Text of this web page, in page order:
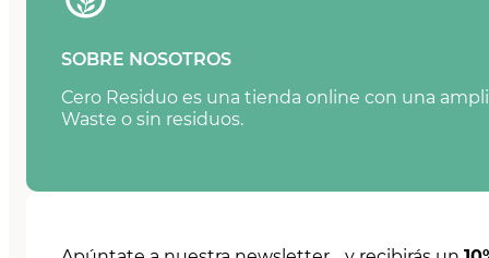
SOBRE NOSOTROS
Cero Residuo es una tienda online con una
Waste o sin residuos.